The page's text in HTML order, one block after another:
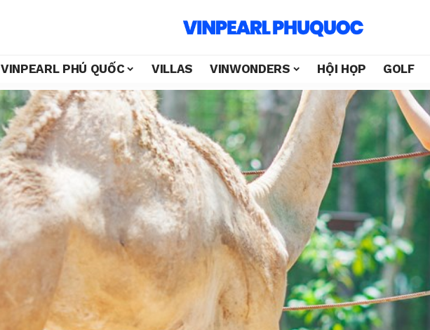
VINPEARL PHÚ QUỐC VILLAS VINWONDERS HỘI HỌP GOLF